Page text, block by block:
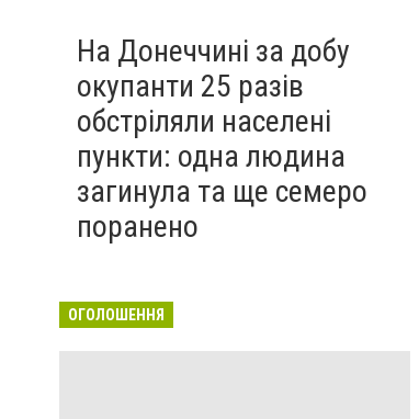
На Донеччині за добу
окупанти 25 разів
обстріляли населені
пункти: одна людина
загинула та ще семеро
поранено
ОГОЛОШЕННЯ